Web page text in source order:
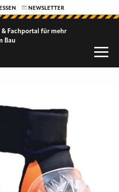
NEWSLETTER
& Fachportal für mehr
Bau